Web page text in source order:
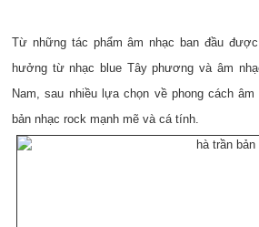
Từ những tác phẩm âm nhạc ban đầu
hưởng từ nhạc blue Tây phương và âm
Nam, sau nhiều lựa chọn về phong cách
bản nhạc rock mạnh mẽ và cá tính.